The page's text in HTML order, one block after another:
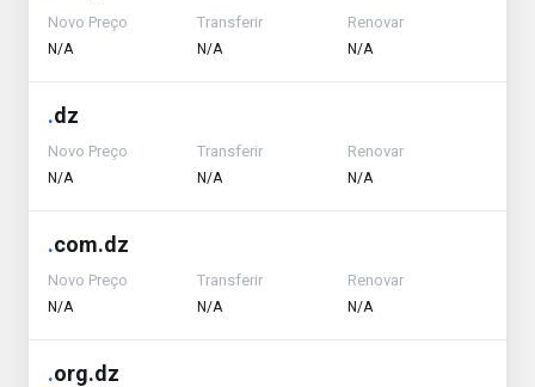
Novo Preço
N/A
Transferir
N/A
Renovar
N/A
.dz
Novo Preço
N/A
Transferir
N/A
Renovar
N/A
.com.dz
Novo Preço
N/A
Transferir
N/A
Renovar
N/A
.org.dz